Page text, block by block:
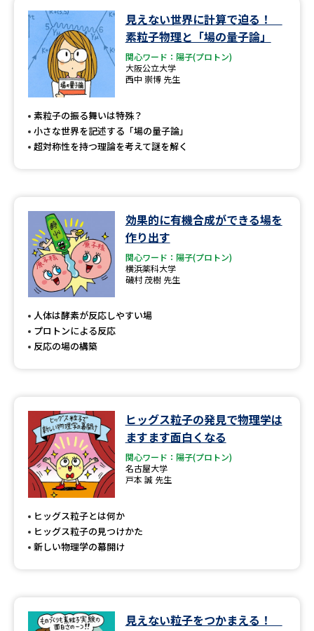
学問のミニ講義「夢ナビ講義」
学問の教科書 夢ナビライブ
ユーザーサポート
Ｑ＆Ａ よくあるご質問
特定商取引表記
テレメール進学カタログ
訂正のご案内
見えない世界に計算で迫る！
素粒子物理と「場の量子論」
関心ワード：陽子(プロトン)
大阪公立大学
西中 崇博 先生
素粒子の振る舞いは特殊？
小さな世界を記述する「場の量子論」
超対称性を持つ理論を考えて謎を解く
効果的に有機合成ができる場を
作り出す
関心ワード：陽子(プロトン)
横浜薬科大学
磯村 茂樹 先生
人体は酵素が反応しやすい場
プロトンによる反応
反応の場の構築
ヒッグス粒子の発見で物理学は
ますます面白くなる
関心ワード：陽子(プロトン)
名古屋大学
戸本 誠 先生
ヒッグス粒子とは何か
ヒッグス粒子の見つけかた
新しい物理学の幕開け
見えない粒子をつかまえる！